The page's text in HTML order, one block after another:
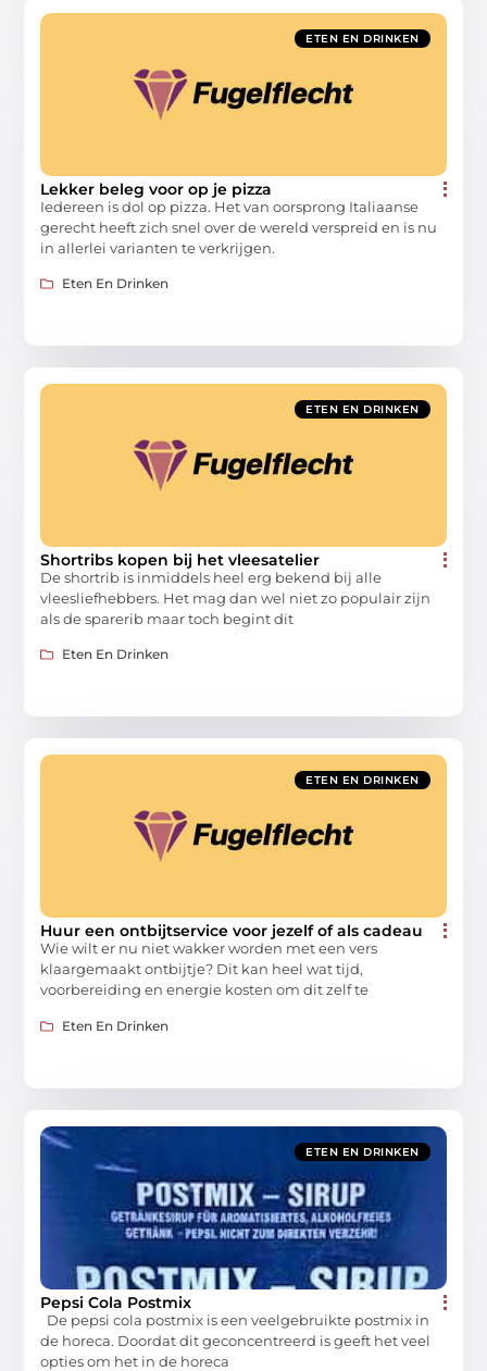
ETEN EN DRINKEN
Lekker beleg voor op je pizza
Iedereen is dol op pizza. Het van oorsprong Italiaanse
gerecht heeft zich snel over de wereld verspreid en is nu
in allerlei varianten te verkrijgen.
Eten En Drinken
ETEN EN DRINKEN
Shortribs kopen bij het vleesatelier
De shortrib is inmiddels heel erg bekend bij alle
vleesliefhebbers. Het mag dan wel niet zo populair zijn
als de sparerib maar toch begint dit
Eten En Drinken
ETEN EN DRINKEN
Huur een ontbijtservice voor jezelf of als cadeau
Wie wilt er nu niet wakker worden met een vers
klaargemaakt ontbijtje? Dit kan heel wat tijd,
voorbereiding en energie kosten om dit zelf te
Eten En Drinken
ETEN EN DRINKEN
Pepsi Cola Postmix
De pepsi cola postmix is een veelgebruikte postmix in
de horeca. Doordat dit geconcentreerd is geeft het veel
opties om het in de horeca